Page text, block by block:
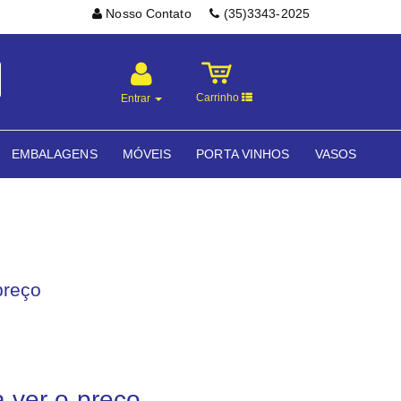
Nosso Contato (35)3343-2025
Entrar Carrinho
EMBALAGENS MÓVEIS PORTA VINHOS VASOS